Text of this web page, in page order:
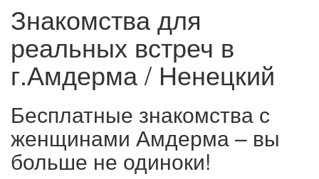
Знакомства для
реальных встреч в
г.Амдерма / Ненецкий
Бесплатные знакомства с
женщинами Амдерма – вы
больше не одиноки!